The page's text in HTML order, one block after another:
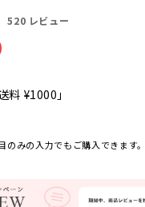
520 レビュー
料 ¥1000」
みの入力でもご購入できます。